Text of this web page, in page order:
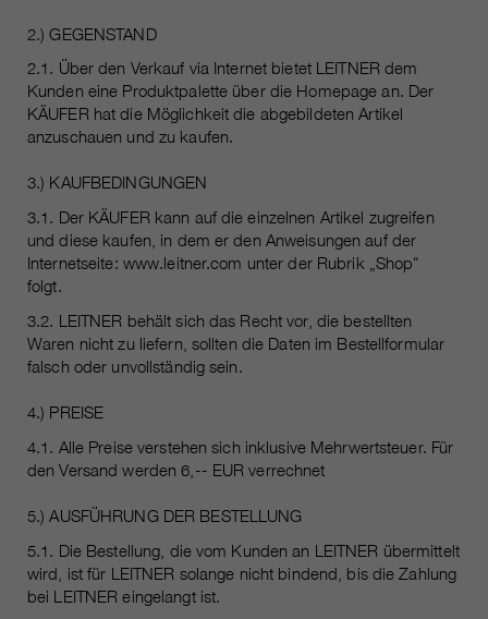
2.) GEGENSTAND
2.1. Über den Verkauf via Internet bietet LEITNER dem
Kunden eine Produktpalette über die Homepage an. Der
KÄUFER hat die Möglichkeit die abgebildeten Artikel
anzuschauen und zu kaufen.
3.) KAUFBEDINGUNGEN
3.1. Der KÄUFER kann auf die einzelnen Artikel zugreifen
und diese kaufen, in dem er den Anweisungen auf der
Internetseite: www.leitner.com unter der Rubrik „Shop“
folgt.
3.2. LEITNER behält sich das Recht vor, die bestellten
Waren nicht zu liefern, sollten die Daten im Bestellformular
falsch oder unvollständig sein.
4.) PREISE
4.1. Alle Preise verstehen sich inklusive Mehrwertsteuer. Für
den Versand werden 6,-- EUR verrechnet
5.) AUSFÜHRUNG DER BESTELLUNG
5.1. Die Bestellung, die vom Kunden an LEITNER übermittelt
wird, ist für LEITNER solange nicht bindend, bis die Zahlung
bei LEITNER eingelangt ist.